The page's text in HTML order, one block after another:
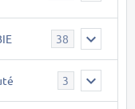
38
3